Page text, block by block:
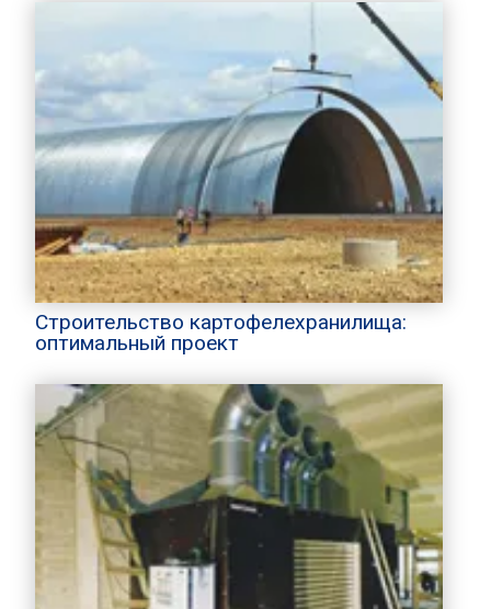
Строительство картофелехранилища:
оптимальный проект